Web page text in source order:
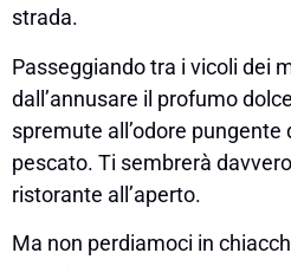
strada.
Passeggiando tra i vicoli dei
dall’annusare il profumo
spremute all’odore pungente
pescato. Ti sembrerà
ristorante all’aperto.
Ma non perdiamoci in